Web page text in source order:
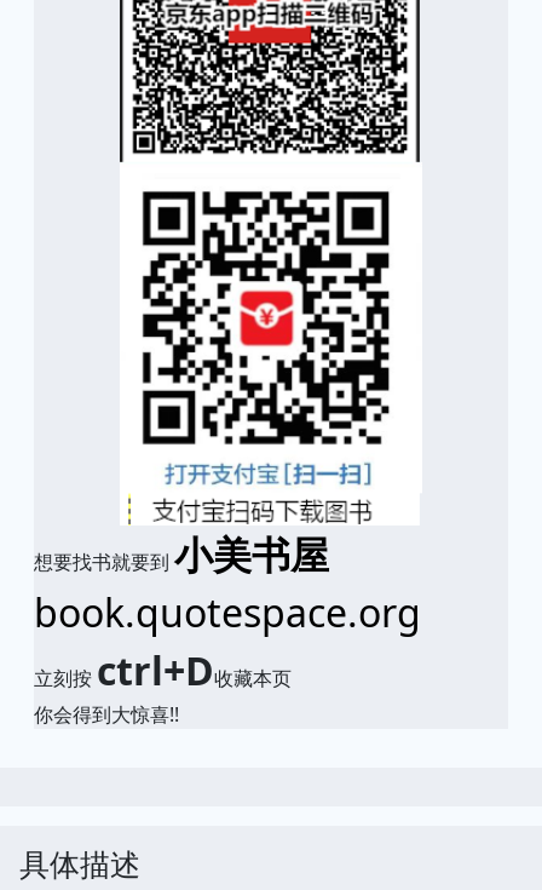
想要找书就要到 小美书屋
book.quotespace.org
立刻按 ctrl+D收藏本页
你会得到大惊喜!!
具体描述